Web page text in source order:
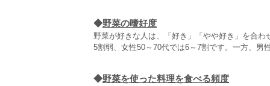
◆野菜の嗜好度
野菜が好きな人は、「好き」「やや好き」を合
5割弱、女性50～70代では6～7割です。一方、男
◆野菜を使った料理を食べる頻度